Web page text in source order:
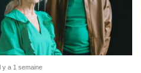
Il y a 1 semaine